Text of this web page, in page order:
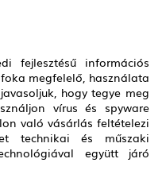
fejlesztésű információs
megfelelő, használata
hogy tegye meg
vírus és spyware
való vásárlás feltételezi
technikai és műszaki
együtt járó